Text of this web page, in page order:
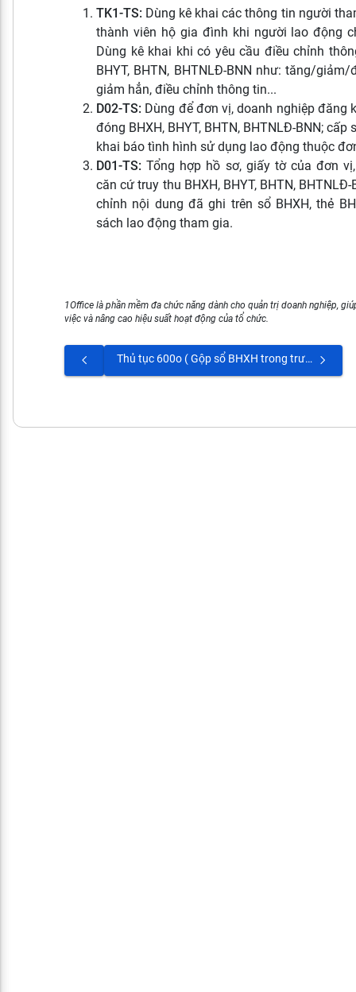
TK1-TS: Dùng kê khai các thông tin người
thành viên hộ gia đình khi người lao động
Dùng kê khai khi có yêu cầu điều chỉnh
BHYT, BHTN, BHTNLĐ-BNN như: tăng/
giảm hẳn, điều chỉnh thông tin...
D02-TS: Dùng để đơn vị, doanh nghiệp đăng
đóng BHXH, BHYT, BHTN, BHTNLĐ-BNN; cấp
khai báo tình hình sử dụng lao động thuộc
D01-TS:Tổng hợp hồ sơ, giấy tờ của đơn
căn cứ truy thu BHXH, BHYT, BHTN,
chỉnh nội dung đã ghi trên sổ BHXH, thẻ
sách lao động tham gia.
1Office là phần mềm đa chức năng dành cho quản trị doanh nghiệp,
việc và nâng cao hiệu suất hoạt động của tổ chức.
Thủ tục 600o ( Gộp sổ BHXH trong trường hợp một người có từ 2 sổ trở lên)